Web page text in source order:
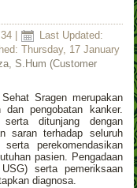
Last Updated:
Thursday, 17 January
S.Hum (Customer
Sragen merupakan
pengobatan kanker.
serta ditunjang dengan
saran terhadap seluruh
perekomendasikan
pasien. Pengadaan
serta pemeriksaan
diagnosa.